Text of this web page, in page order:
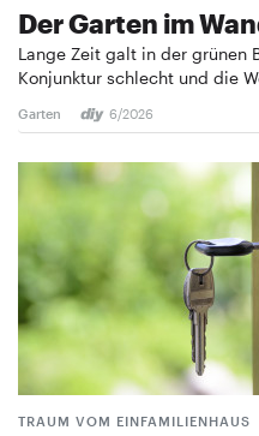
Der Garten im
Lange Zeit galt in der grünen
Konjunktur schlecht und die
Garten 6/2026
TRAUM VOM EINFAMILIENHAUS